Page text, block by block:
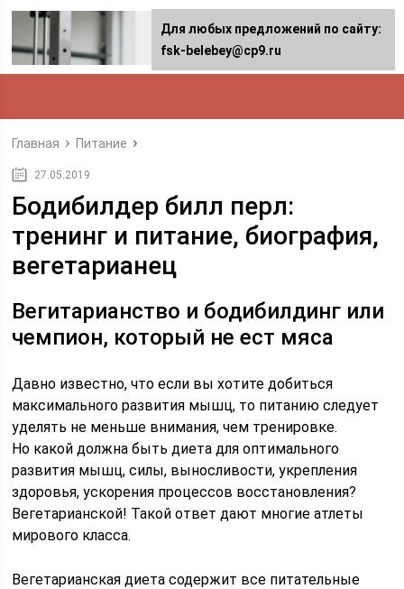
Главная Питание
27.05.2019
Бодибилдер билл перл:
тренинг и питание, биография,
вегетарианец
Вегитарианство и бодибилдинг или
чемпион, который не ест мяса
Давно известно, что если вы хотите добиться
максимального развития мышц, то питанию следует
уделять не меньше внимания, чем тренировке.
Но какой должна быть диета для оп­тимального
развития мышц, силы, выносливости, укрепления
здоровья, ускорения процессов восстановления?
Вегетарианской! Такой ответ дают многие атлеты
мирового класса.
Ве­гетарианская диета содержит все пи­тательные
Для любых предложений по сайту:
fsk-belebey@cp9.ru